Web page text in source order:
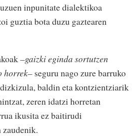
inpunitate dialektikoa
guztia bota duzu gaztearen
–gaizki eginda sortutzen
horrek– seguru nago zure barruko
baldin eta kontzientziarik
zeren idatzi horretan
ikusita ez baitirudi